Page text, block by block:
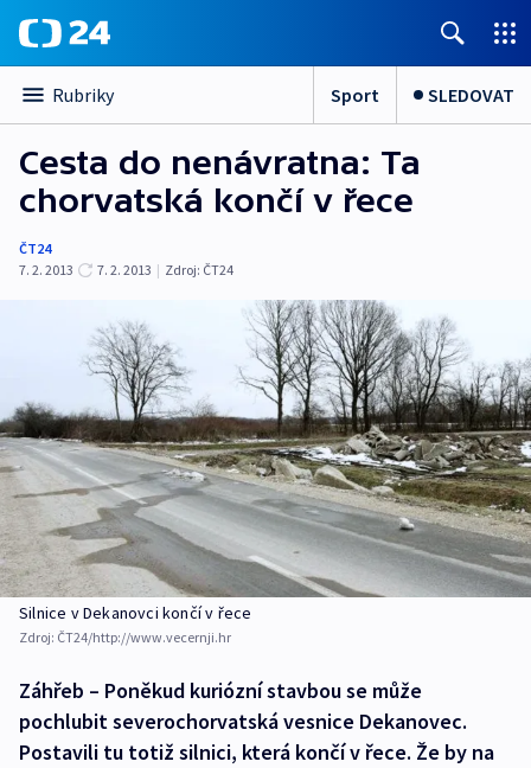
Rubriky Sport SLEDOVAT
Cesta do nenávratna: Ta
chorvatská končí v řece
ČT24
7. 2. 2013
7. 2. 2013 | Zdroj: ČT24
Silnice v Dekanovci končí v řece
Zdroj: ČT24/http://www.vecernji.hr
Záhřeb – Poněkud kuriózní stavbou se může
pochlubit severochorvatská vesnice Dekanovec.
Postavili tu totiž silnici, která končí v řece. Že by na